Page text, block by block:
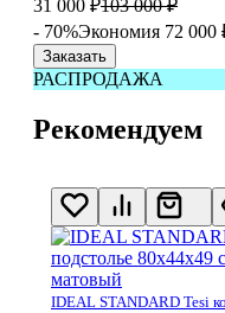
31 000 ₽103 000 ₽
- 70%Экономия 72 000
Заказать
РАСПРОДАЖА
Рекомендуем
IDEAL STANDARD Tesi